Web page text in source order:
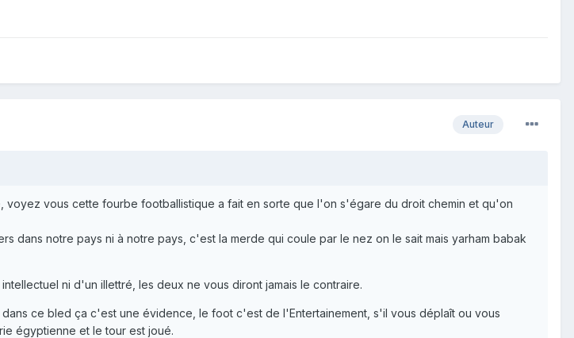
Auteur
voyez vous cette fourbe footballistique a fait en sorte que l'on s'égare du droit chemin et qu'on
dans notre pays ni à notre pays, c'est la merde qui coule par le nez on le sait mais yarham babak
ni d'un illettré, les deux ne vous diront jamais le contraire.
ce bled ça c'est une évidence, le foot c'est de l'Entertainement, s'il vous déplaît ou vous
égyptienne et le tour est joué.